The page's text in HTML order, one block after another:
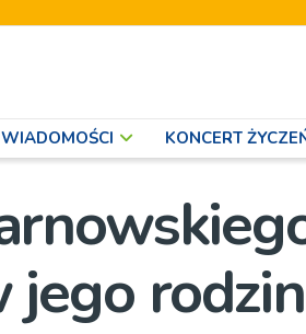
WIADOMOŚCI KONCERT
jego